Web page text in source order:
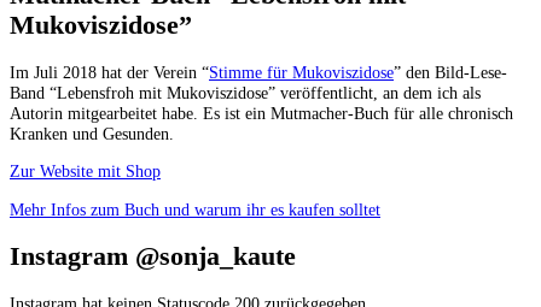
Mukoviszidose”
Im Juli 2018 hat der Verein “Stimme für Mukoviszidose” den Bild-Lese-
Band “Lebensfroh mit Mukoviszidose” veröffentlicht, an dem ich als
Autorin mitgearbeitet habe. Es ist ein Mutmacher-Buch für alle chronisch
Kranken und Gesunden.
Zur Website mit Shop
Mehr Infos zum Buch und warum ihr es kaufen solltet
Instagram @sonja_kaute
Instagram hat keinen Statuscode 200 zurückgegeben.